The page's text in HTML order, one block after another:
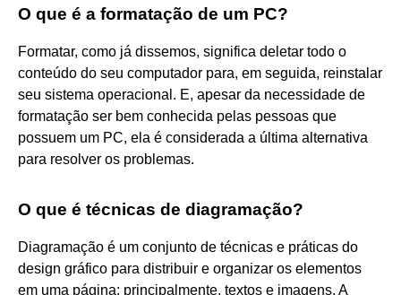
O que é a formatação de um PC?
Formatar, como já dissemos, significa deletar todo o
conteúdo do seu computador para, em seguida, reinstalar
seu sistema operacional. E, apesar da necessidade de
formatação ser bem conhecida pelas pessoas que
possuem um PC, ela é considerada a última alternativa
para resolver os problemas.
O que é técnicas de diagramação?
Diagramação é um conjunto de técnicas e práticas do
design gráfico para distribuir e organizar os elementos
em uma página: principalmente, textos e imagens. A